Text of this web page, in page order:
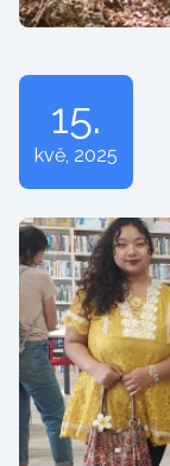
15.
kvě, 2025